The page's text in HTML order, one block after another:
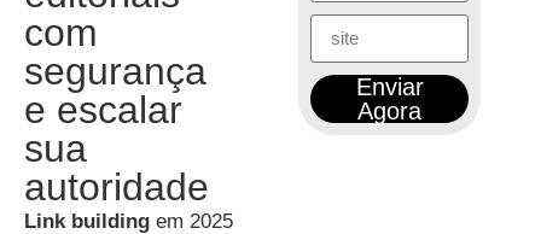
com
segurança
e escalar
sua
autoridade
Link building em 2025
Enviar
Agora